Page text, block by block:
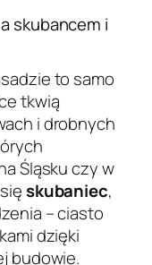
skubancem i
to samo
tkwią
i drobnych
Śląsku czy w
skubaniec,
– ciasto
dzięki
budowie.